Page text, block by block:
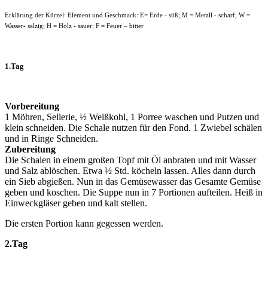
Erklärung der Kürzel: Element und Geschmack: E= Erde - süß; M = Metall - scharf; W =
Wasser- salzig; H = Holz - sauer; F = Feuer – bitter
1.Tag
Vorbereitung
1 Möhren, Sellerie, ½ Weißkohl, 1 Porree waschen und Putzen und
klein schneiden. Die Schale nutzen für den Fond. 1 Zwiebel schälen
und in Ringe Schneiden.
Zubereitung
Die Schalen in einem großen Topf mit Öl anbraten und mit Wasser
und Salz ablöschen. Etwa ½ Std. köcheln lassen. Alles dann durch
ein Sieb abgießen. Nun in das Gemüsewasser das Gesamte Gemüse
geben und koschen. Die Suppe nun in 7 Portionen aufteilen. Heiß in
Einweckgläser geben und kalt stellen.
Die ersten Portion kann gegessen werden.
2.Tag